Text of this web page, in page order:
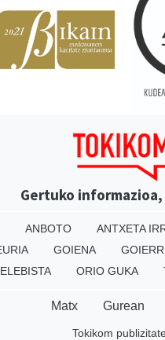
Gertuko informazioa,
ANBOTO ANTXETA
GOIENA
ORIO GUKA
Matx Gurean
Tokikom